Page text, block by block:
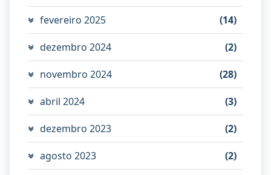
fevereiro 2025 (14)
dezembro 2024 (2)
novembro 2024 (28)
abril 2024 (3)
dezembro 2023 (2)
agosto 2023 (2)